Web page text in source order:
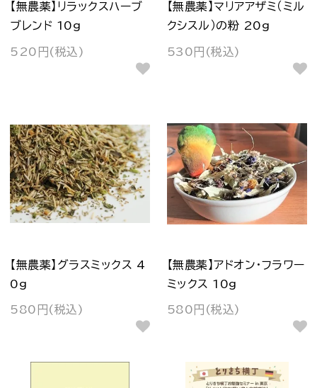
【無農薬】リラックスハーブ
ブレンド 10g
520円(税込)
【無農薬】マリアアザミ（ミル
クシスル）の粉 20g
530円(税込)
【無農薬】グラスミックス 4
0g
580円(税込)
【無農薬】アドオン・フラワー
ミックス 10g
580円(税込)